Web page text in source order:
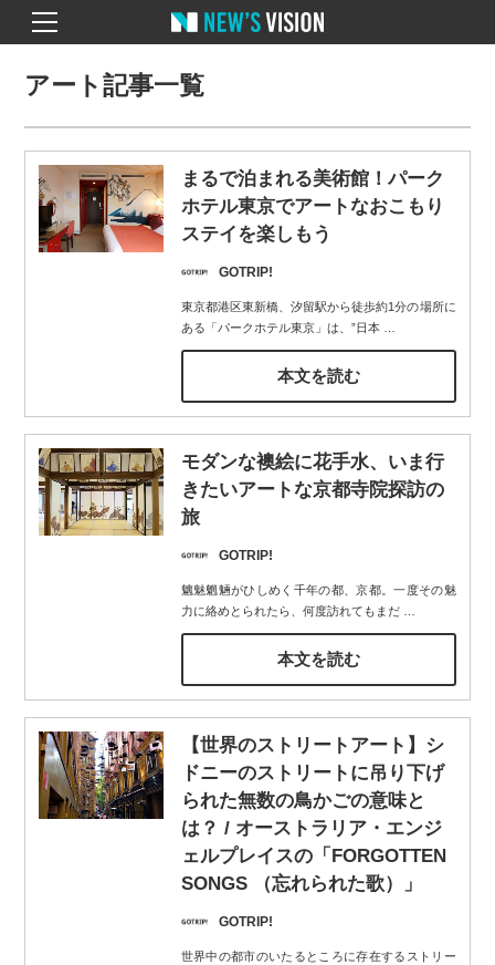
アート記事一覧
まるで泊まれる美術館！パーク
ホテル東京でアートなおこもり
ステイを楽しもう
GOTRIP!
東京都港区東新橋、汐留駅から徒歩約1分の場所に
ある「パークホテル東京」は、”日本…
本文を読む
モダンな襖絵に花手水、いま行
きたいアートな京都寺院探訪の
旅
GOTRIP!
魑魅魍魎がひしめく千年の都、京都。一度その魅
力に絡めとられたら、何度訪れてもまだ…
本文を読む
【世界のストリートアート】シ
ドニーのストリートに吊り下げ
られた無数の鳥かごの意味と
は？ / オーストラリア・エンジ
ェルプレイスの「FORGOTTEN
SONGS （忘れられた歌）」
GOTRIP!
世界中の都市のいたるところに存在するストリー